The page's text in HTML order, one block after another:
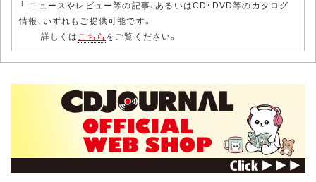
└ ニュースやレビュー等の記事、あるいはCD・DVD等のカタログ
情報、いずれもご提供可能です。
詳しくはこちら をご覧ください。